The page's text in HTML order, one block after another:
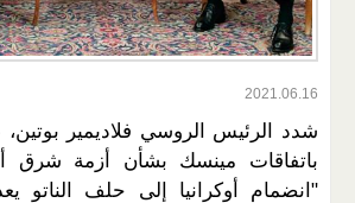
2021.06.16
شدد الرئيس الروسي فلاديمير
باتفاقات مينسك بشأن أزمة شرق
"انضمام أوكرانيا إلى حلف الناتو